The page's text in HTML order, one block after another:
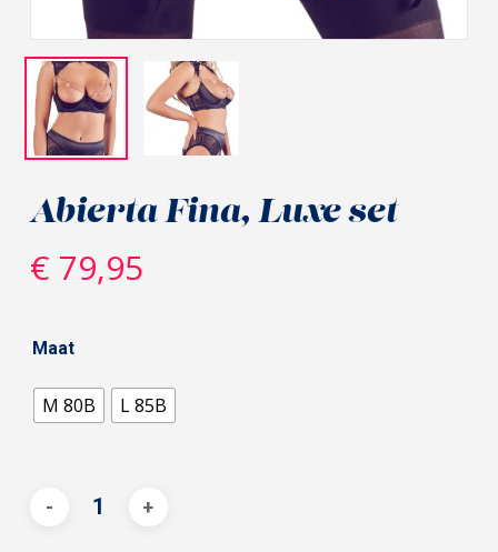
Abierta Fina, Luxe set
€ 79,95
Maat
M 80B L 85B